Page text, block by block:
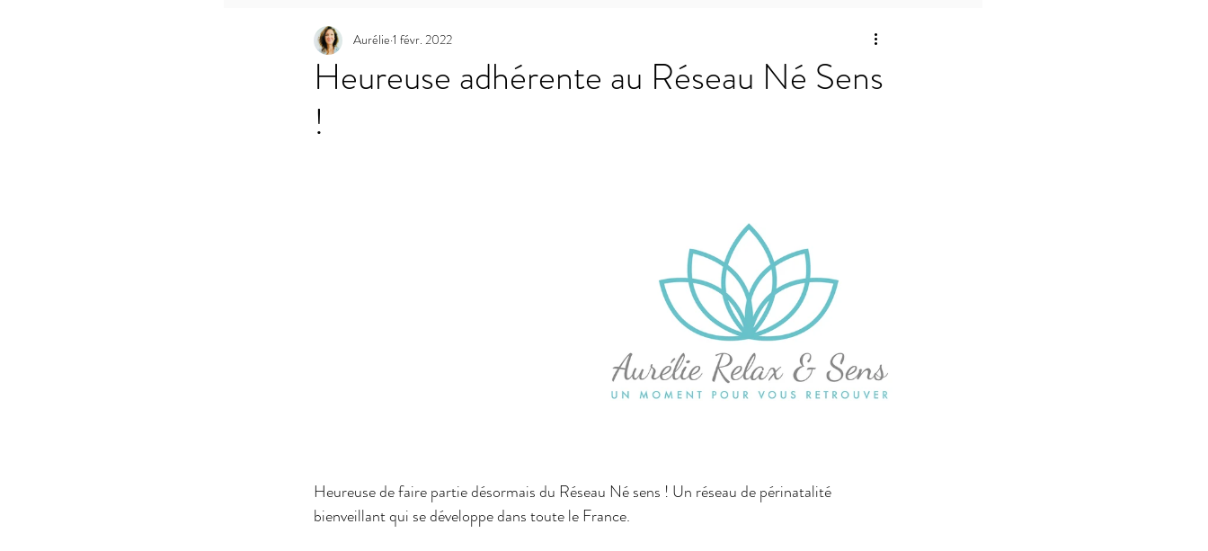
Planning mensuel
Articles sujets divers
Heureuse adhérente au Réseau Né Sens
!
Aurélie 1 févr. 2022
Heureuse de faire partie désormais du Réseau Né sens ! Un réseau de périnatalité
bienveillant qui se développe dans toute le France.